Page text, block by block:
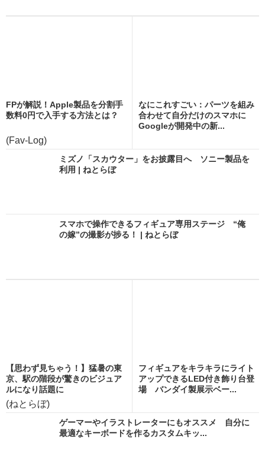
FPが解説！Apple製品を分割手
数料0円で入手する方法とは？
(Fav-Log)
なにこれすごい：パーツを組み
合わせて自分だけのスマホに
Googleが開発中の新...
ミズノ「スカウター」をお披露目へ ソニー製品を
利用 | ねとらぼ
スマホで操作できるフィギュア専用ステージ “俺
の嫁”の撮影が捗る！ | ねとらぼ
【思わず見ちゃう！】猛暑の東
京、駅の階段が驚きのビジュア
ルになり話題に
(ねとらぼ)
フィギュアをキラキラにライト
アップできるLED付き飾り台登
場 バンダイ製展示ベー...
ゲーマーやイラストレーターにもオススメ 自分に
最適なキーボードを作るカスタムキッ...